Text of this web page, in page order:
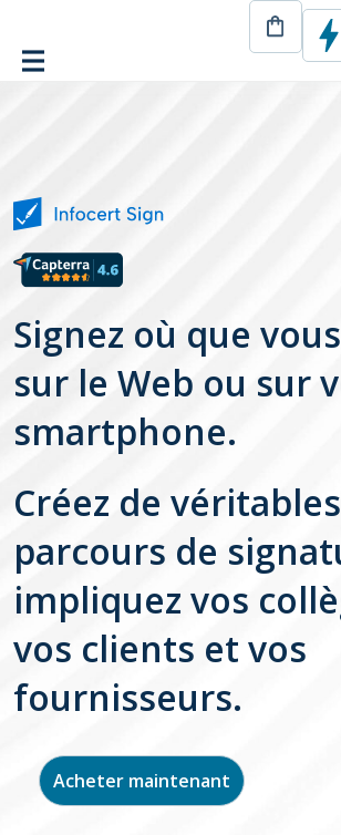
infocert-sign Business
Signez où que
sur le Web ou sur
smartphone.
Créez de véritables
parcours de
impliquez vos
vos clients et vos
fournisseurs.
Acheter maintenant